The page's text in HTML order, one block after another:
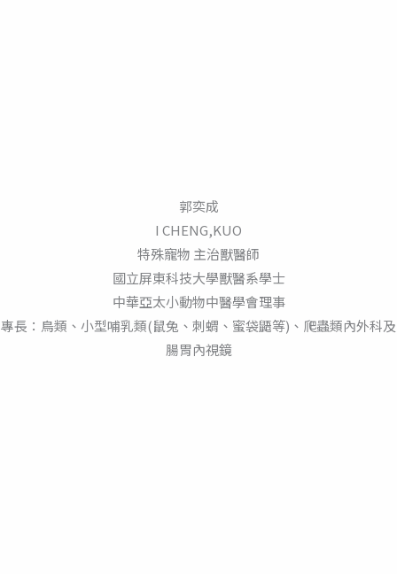
郭奕成
I CHENG,KUO
特殊寵物 主治獸醫師
國立屏東科技大學獸醫系學士
中華亞太小動物中醫學會理事
專長：鳥類、小型哺乳類(鼠兔、刺蝟、蜜袋鼯等)、爬蟲類內外科及
腸胃內視鏡